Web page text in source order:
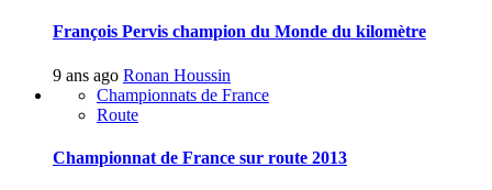
François Pervis champion du Monde du kilomètre
9 ans ago Ronan Houssin
Championnats de France
Route
Championnat de France sur route 2013